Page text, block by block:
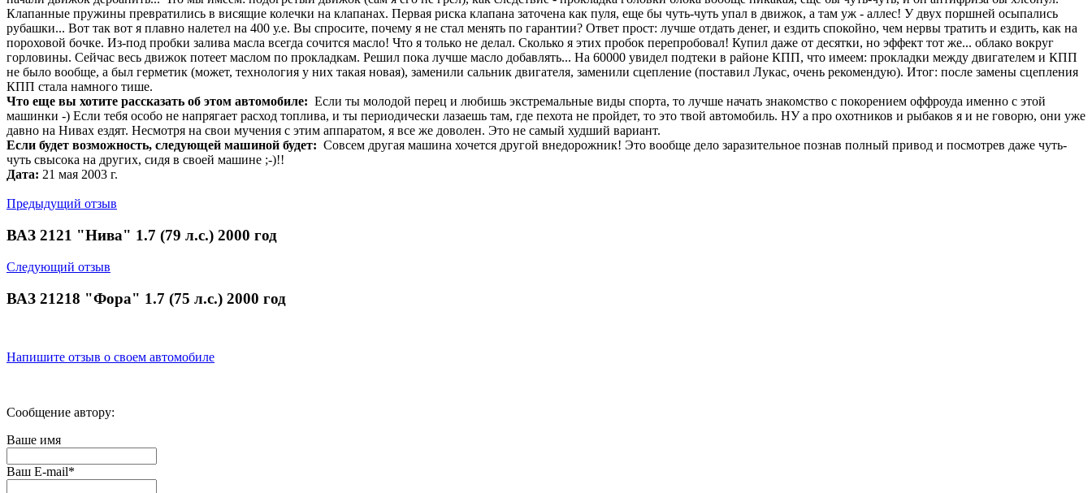
Клапанные пружины превратились в висящие колечки на клапанах. Первая риска клапана заточена как пуля, еще бы чуть-чуть упал в движок, а там уж - аллес! У двух поршней осыпались
рубашки... Вот так вот я плавно налетел на 400 у.е. Вы спросите, почему я не стал менять по гарантии? Ответ прост: лучше отдать денег, и ездить спокойно, чем нервы тратить и ездить, как на
пороховой бочке. Из-под пробки залива масла всегда сочится масло! Что я только не делал. Сколько я этих пробок перепробовал! Купил даже от десятки, но эффект тот же... облако вокруг
горловины. Сейчас весь движок потеет маслом по прокладкам. Решил пока лучше масло добавлять... На 60000 увидел подтеки в районе КПП, что имеем: прокладки между двигателем и КПП
не было вообще, а был герметик (может, технология у них такая новая), заменили сальник двигателя, заменили сцепление (поставил Лукас, очень рекомендую). Итог: после замены сцепления
КПП стала намного тише.
Что еще вы хотите рассказать об этом автомобиле: Если ты молодой перец и любишь экстремальные виды спорта, то лучше начать знакомство с покорением оффроуда именно с этой
машинки -) Если тебя особо не напрягает расход топлива, и ты периодически лазаешь там, где пехота не пройдет, то это твой автомобиль. НУ а про охотников и рыбаков я и не говорю, они уже
давно на Нивах ездят. Несмотря на свои мучения с этим аппаратом, я все же доволен. Это не самый худший вариант.
Если будет возможность, следующей машиной будет: Совсем другая машина хочется другой внедорожник! Это вообще дело заразительное познав полный привод и посмотрев даже чуть-
чуть свысока на других, сидя в своей машине ;-)!!
Дата: 21 мая 2003 г.
Предыдущий отзыв
ВАЗ 2121 "Нива" 1.7 (79 л.с.) 2000 год
Следующий отзыв
ВАЗ 21218 "Фора" 1.7 (75 л.с.) 2000 год
Напишите отзыв о своем автомобиле
Сообщение автору:
Ваше имя
Ваш E-mail*